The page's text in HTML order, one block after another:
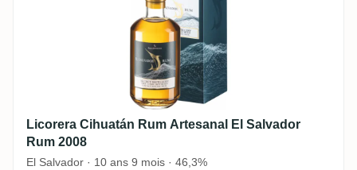
Licorera Cihuatán Rum Artesanal El Salvador
Rum 2008
El Salvador · 10 ans 9 mois · 46,3%